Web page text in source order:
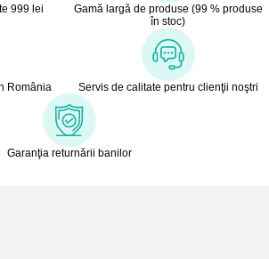
999 lei
Gamă largă de produse (99 % produse
în stoc)
România Servis de calitate pentru clienţii noştri
Garanţia returnării banilor